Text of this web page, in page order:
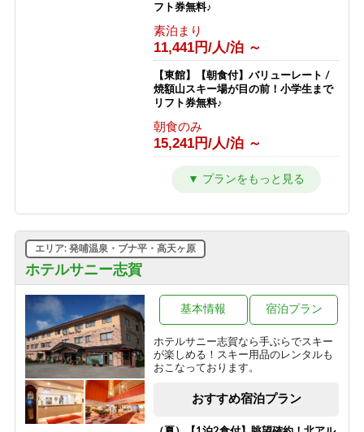
フト券無料♪
素泊まり
11,441円/人/泊 ～
【東館】【朝食付】バリューレート /
焼額山スキー場が目の前！小学生まで
リフト券無料♪
朝食のみ
15,241円/人/泊 ～
【東館】【夕朝食付】バリューレート/
焼額山スキー場が目の前！小学生まで
24,941円/人/泊 ～
券無料♪
素泊まり
10,011円/人/泊 ～
【東館】【朝食付】連泊プラン / 焼額
山スキー場が目の前！小学生までリフ
ホテルサニー志賀
エリア: 発哺温泉・ブナ平・高天ヶ原
ホテルサニー志賀なら手ぶらでスキー
が楽しめる！スキー用品のレンタルも
おこなっております。
基本情報 宿泊プラン
おすすめ宿泊プラン